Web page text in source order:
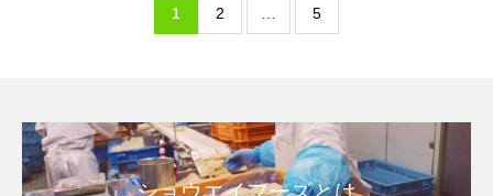
リジナルブランド「とんかつの
1 2 5
ショウエイフーズとは